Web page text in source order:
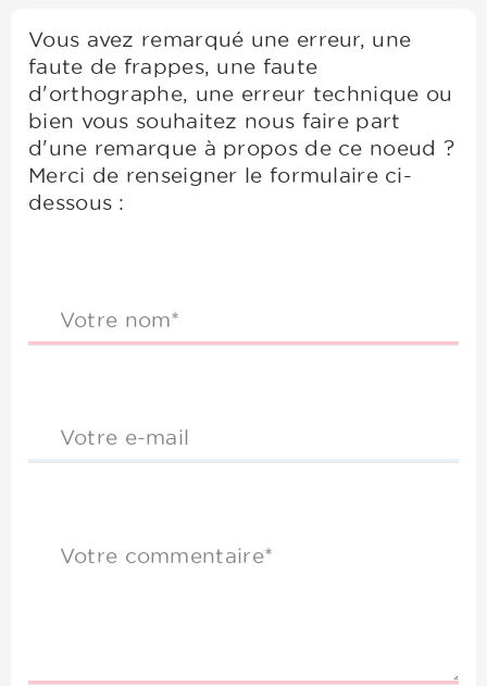
Vous avez remarqué une erreur, une
faute de frappes, une faute
d'orthographe, une erreur technique ou
bien vous souhaitez nous faire part
d'une remarque à propos de ce noeud ?
Merci de renseigner le formulaire ci-
dessous :
Votre nom*
Votre e-mail
Votre commentaire*